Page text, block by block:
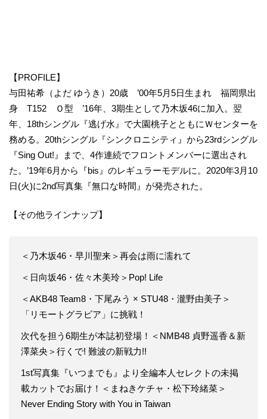
【PROFILE】
与田祐希（よだ ゆうき）20歳 ’00年5月5日生まれ 福岡県出
身 T152 Ｏ型 ’16年、3期生として乃木坂46に加入。翌
年、18thシングル『逃げ水』で大園桃子とともにＷセンターを
務める。20thシングル『シンクロニシティ』から23rdシングル
『Sing Out!』まで、4作連続でフロントメンバーに選出され
た。’19年6月から『bis』のレギュラーモデルに。2020年3月10
日(火)に2nd写真集『無口な時間』が発売された。
【その他ラインナップ】
＜乃木坂46・早川聖来＞再会は雨に濡れて
＜日向坂46・佐々木美玲＞Pop! Life
＜AKB48 Team8・下尾みう × STU48・瀧野由美子＞
「リモートグラビア」に挑戦！
次代を担う6期生が本誌初登場！＜NMB48 貞野遥香＆新
澤菜央＞行くで! 難波の新戦力!!
1st写真集『いつまでも』より全編本人セレクトの未掲
載カットでお届け！＜まねきケチャ・松下玲緒菜＞
Never Ending Story with You in Taiwan